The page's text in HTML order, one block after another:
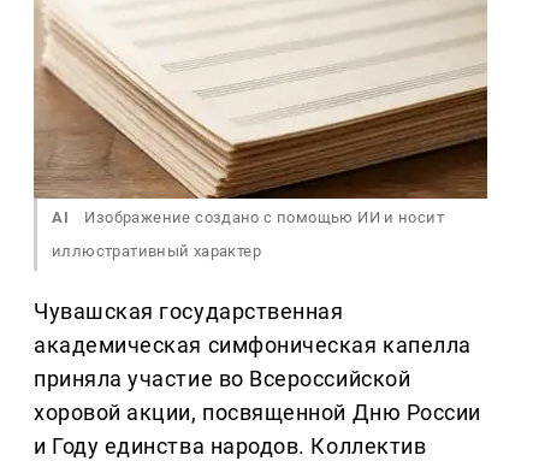
AI
Изображение создано с помощью ИИ и носит
иллюстративный характер
Чувашская государственная
академическая симфоническая капелла
приняла участие во Всероссийской
хоровой акции, посвященной Дню России
и Году единства народов. Коллектив